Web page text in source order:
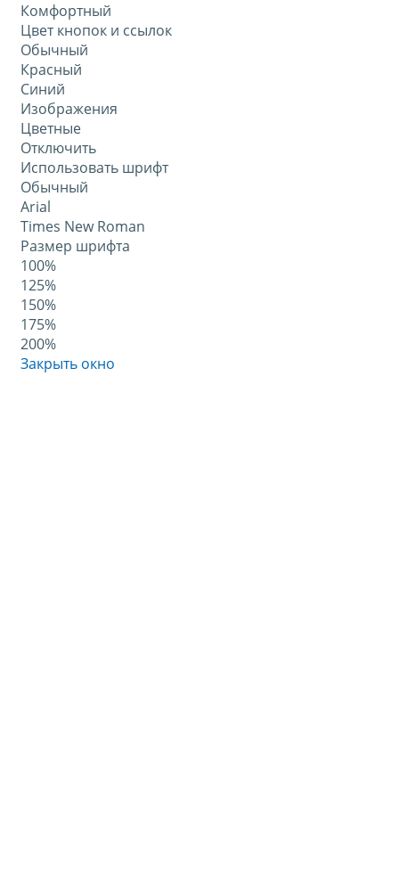
Комфортный
Цвет кнопок и ссылок
Обычный
Красный
Синий
Изображения
Цветные
Отключить
Использовать шрифт
Обычный
Arial
Times New Roman
Размер шрифта
100%
125%
150%
175%
200%
Закрыть окно